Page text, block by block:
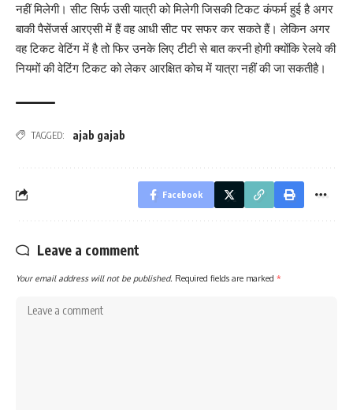
नहीं मिलेगी। सीट सिर्फ उसी यात्री को मिलेगी जिसकी टिकट कंफर्म हुई है अगर
बाकी पैसेंजर्स आरएसी में हैं वह आधी सीट पर सफर कर सकते हैं। लेकिन अगर
वह टिकट वेटिंग में है तो फिर उनके लिए टीटी से बात करनी होगी क्योंकि रेलवे की
नियमों की वेटिंग टिकट को लेकर आरक्षित कोच में यात्रा नहीं की जा सकतीहै।
TAGGED: ajab gajab
Facebook
Leave a comment
Your email address will not be published. Required fields are marked *